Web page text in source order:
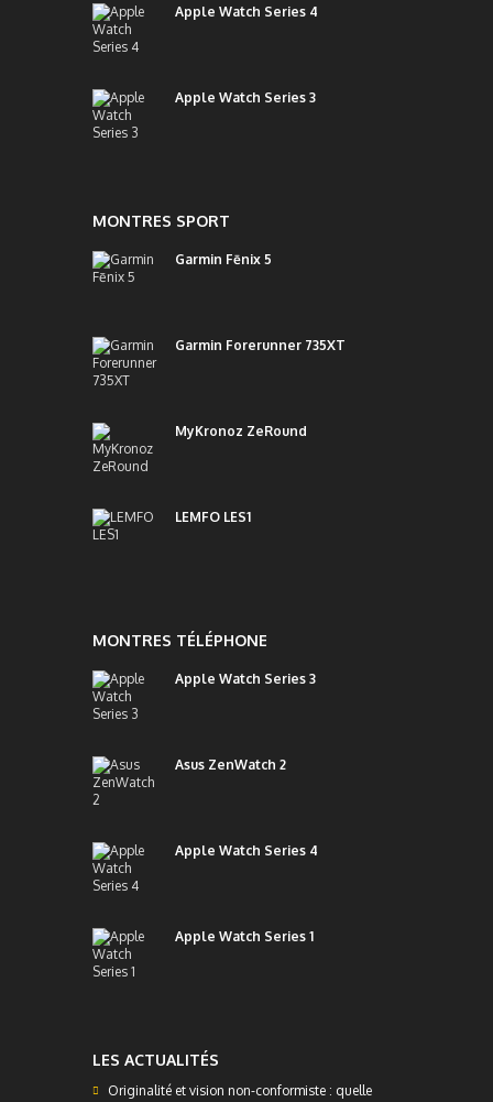
Apple Watch Series 4
Apple Watch Series 3
MONTRES SPORT
Garmin Fēnix 5
Garmin Forerunner 735XT
MyKronoz ZeRound
LEMFO LES1
MONTRES TÉLÉPHONE
Apple Watch Series 3
Asus ZenWatch 2
Apple Watch Series 4
Apple Watch Series 1
LES ACTUALITÉS
Originalité et vision non-conformiste : quelle